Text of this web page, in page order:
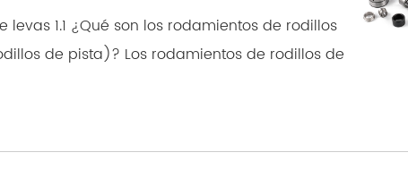
de rodillos
de rodillos de